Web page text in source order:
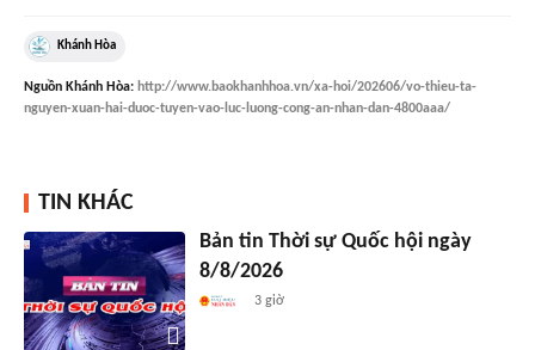
Khánh Hòa
Nguồn Khánh Hòa: http://www.baokhanhhoa.vn/xa-hoi/202606/vo-thieu-ta-
nguyen-xuan-hai-duoc-tuyen-vao-luc-luong-cong-an-nhan-dan-4800aaa/
TIN KHÁC
Bản tin Thời sự Quốc hội ngày
8/8/2026
3 giờ